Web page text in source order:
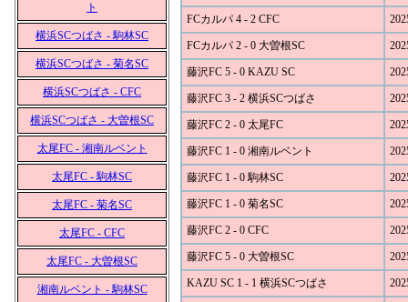
ト
横浜SCつばさ - 駒林SC
横浜SCつばさ - 菊名SC
横浜SCつばさ - CFC
横浜SCつばさ - 大曽根SC
太尾FC - 湘南ルベント
太尾FC - 駒林SC
太尾FC - 菊名SC
太尾FC - CFC
太尾FC - 大曽根SC
湘南ルベント - 駒林SC
FCカルパ 4 - 2 CFC
FCカルパ 2 - 0 大曽根SC
藤沢FC 5 - 0 KAZU SC
藤沢FC 3 - 2 横浜SCつばさ
藤沢FC 2 - 0 太尾FC
藤沢FC 1 - 0 湘南ルベント
藤沢FC 1 - 0 駒林SC
藤沢FC 1 - 0 菊名SC
藤沢FC 2 - 0 CFC
藤沢FC 5 - 0 大曽根SC
KAZU SC 1 - 1 横浜SCつばさ